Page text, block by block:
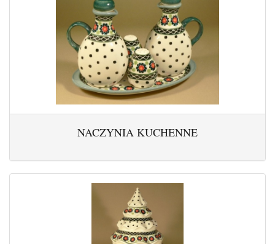
NACZYNIA KUCHENNE